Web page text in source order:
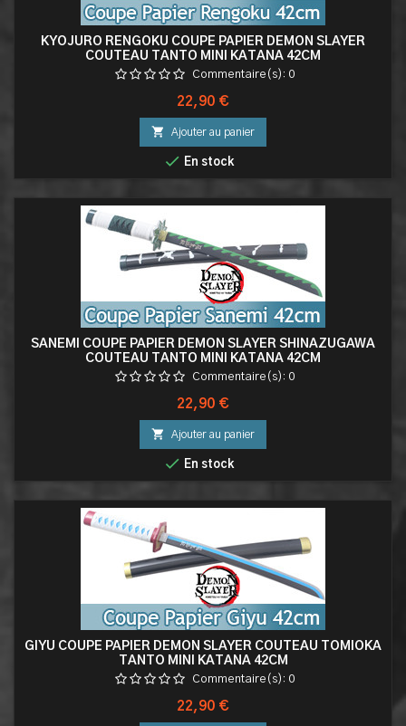
KYOJURO RENGOKU COUPE PAPIER DEMON SLAYER
COUTEAU TANTO MINI KATANA 42CM
Commentaire(s): 0
Prix
22,90 €
 Ajouter au panier
 En stock
SANEMI COUPE PAPIER DEMON SLAYER SHINAZUGAWA
COUTEAU TANTO MINI KATANA 42CM
Commentaire(s): 0
Prix
22,90 €
 Ajouter au panier
 En stock
GIYU COUPE PAPIER DEMON SLAYER COUTEAU TOMIOKA
TANTO MINI KATANA 42CM
Commentaire(s): 0
Prix
22,90 €